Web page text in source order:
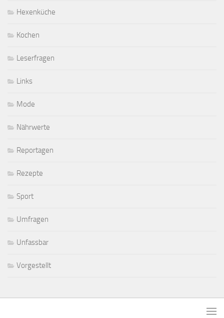
Hexenküche
Kochen
Leserfragen
Links
Mode
Nährwerte
Reportagen
Rezepte
Sport
Umfragen
Unfassbar
Vorgestellt